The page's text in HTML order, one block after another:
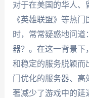
对于在美国的华人、
《英雄联盟》等热
时，常常疑惑地问
器？。在这一背景下
和稳定的服务脱颖而
门优化的服务器、高
著减少了游戏中的延